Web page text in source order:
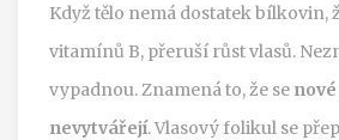
Když tělo nemá dostatek bílkovin,
vitamínů B, přeruší růst vlasů.
vypadnou. Znamená to, že se
nevytvářejí. Vlasový folikul se